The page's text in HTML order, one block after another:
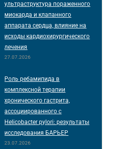
ультраструктура пораженного
миокарда и клапанного
аппарата сердца, влияние на
исходы кардиохирургического
лечения
27.07.2026
Роль ребамипида в
комплексной терапии
хронического гастрита,
ассоциированного с
Helicobacter pylori: результаты
исследования БАРЬЕР
23.07.2026